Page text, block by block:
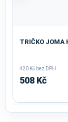
TRIČKO JOMA
420 Kč bez DPH
508 Kč